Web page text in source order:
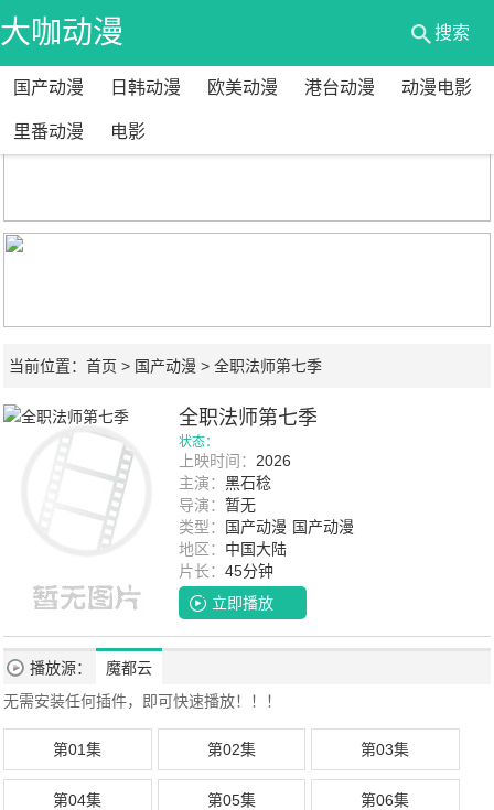
大咖动漫
网
搜索
国产动漫 日韩动漫 欧美动漫 港台动漫 动漫电影
里番动漫 电影
当前位置： 首页 > 国产动漫 > 全职法师第七季
全职法师第七季
状态：
上映时间： 2026
主演： 黑石稔
导演： 暂无
类型：
国产动漫 国产动漫
地区： 中国大陆
片长： 45分钟
立即播放
播放源：
魔都云
无需安装任何插件，即可快速播放！！！
第01集 第02集 第03集
第04集 第05集 第06集